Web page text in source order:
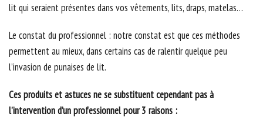
lit qui seraient présentes dans vos vêtements, lits, draps, matelas…
Le constat du professionnel : notre constat est que ces méthodes
permettent au mieux, dans certains cas de ralentir quelque peu
l’invasion de punaises de lit.
Ces produits et astuces ne se substituent cependant pas à
l’intervention d’un professionnel pour 3 raisons :